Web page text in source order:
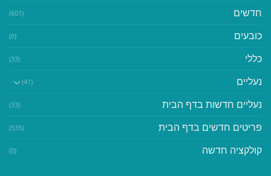
חדשים (601)
כובעים (0)
כללי (33)
נעליים (41)
נעליים חדשות בדף הבית (33)
פריטים חדשים בדף הבית (535)
קולקציה חדשה (0)